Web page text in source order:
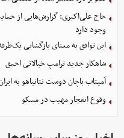
حاج علی‌اکبری: گزارش‌هایی از
وجود دارد
این توافق به معنای بازگشایی
شاهکار جدید ترامپ خیالاتی احمق
آمیتاب باچان دوست نتانیاهو به
وقوع انفجار مهیب در مسکو